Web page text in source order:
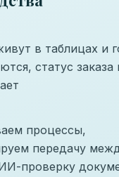
в таблицах и
статус
процессы,
передачу
проверку